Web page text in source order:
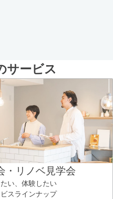
サービス
・リノベ見学会
い、体験したい
スラインナップ